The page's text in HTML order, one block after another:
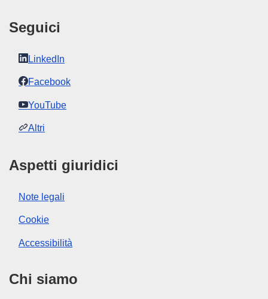
Seguici
LinkedIn
Facebook
YouTube
Altri
Aspetti giuridici
Note legali
Cookie
Accessibilità
Chi siamo